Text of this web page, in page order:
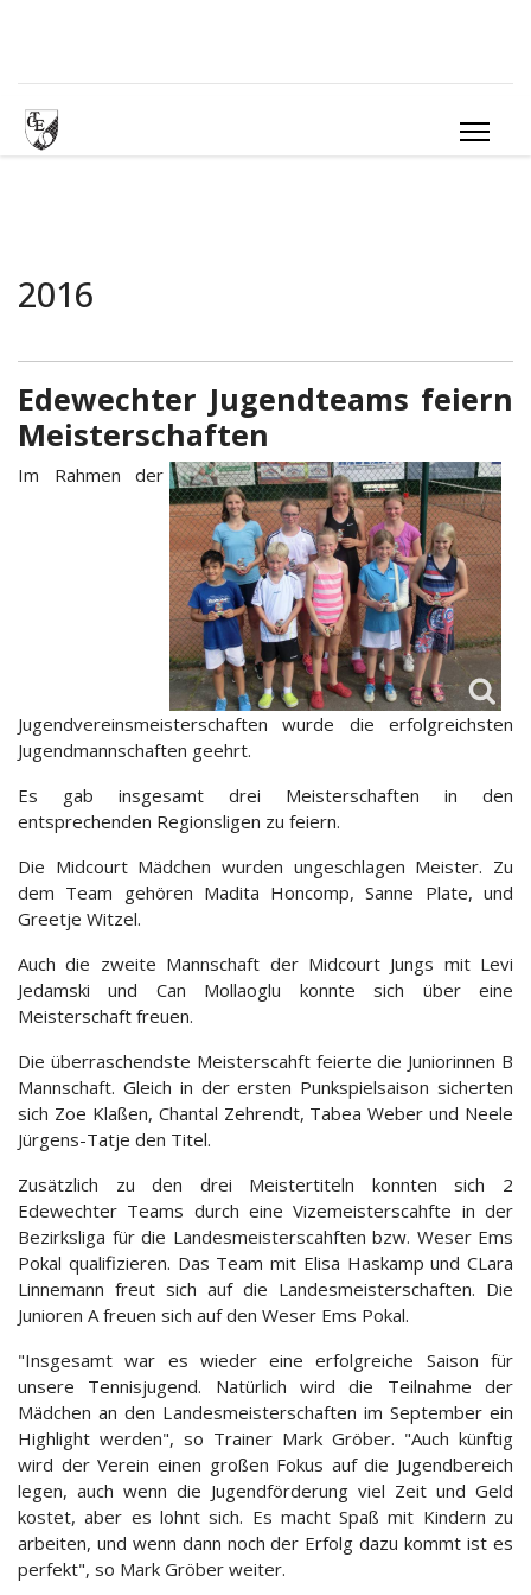
2016
Edewechter Jugendteams feiern
Meisterschaften
Im Rahmen der
Jugendvereinsmeisterschaften wurde die erfolgreichsten
Jugendmannschaften geehrt.
Es gab insgesamt drei Meisterschaften in den
entsprechenden Regionsligen zu feiern.
Die Midcourt Mädchen wurden ungeschlagen Meister. Zu
dem Team gehören Madita Honcomp, Sanne Plate, und
Greetje Witzel.
Auch die zweite Mannschaft der Midcourt Jungs mit Levi
Jedamski und Can Mollaoglu konnte sich über eine
Meisterschaft freuen.
Die überraschendste Meisterscahft feierte die Juniorinnen B
Mannschaft. Gleich in der ersten Punkspielsaison sicherten
sich Zoe Klaßen, Chantal Zehrendt, Tabea Weber und Neele
Jürgens-Tatje den Titel.
Zusätzlich zu den drei Meistertiteln konnten sich 2
Edewechter Teams durch eine Vizemeisterscahfte in der
Bezirksliga für die Landesmeisterscahften bzw. Weser Ems
Pokal qualifizieren. Das Team mit Elisa Haskamp und CLara
Linnemann freut sich auf die Landesmeisterschaften. Die
Junioren A freuen sich auf den Weser Ems Pokal.
"Insgesamt war es wieder eine erfolgreiche Saison für
unsere Tennisjugend. Natürlich wird die Teilnahme der
Mädchen an den Landesmeisterschaften im September ein
Highlight werden", so Trainer Mark Gröber. "Auch künftig
wird der Verein einen großen Fokus auf die Jugendbereich
legen, auch wenn die Jugendförderung viel Zeit und Geld
kostet, aber es lohnt sich. Es macht Spaß mit Kindern zu
arbeiten, und wenn dann noch der Erfolg dazu kommt ist es
perfekt", so Mark Gröber weiter.